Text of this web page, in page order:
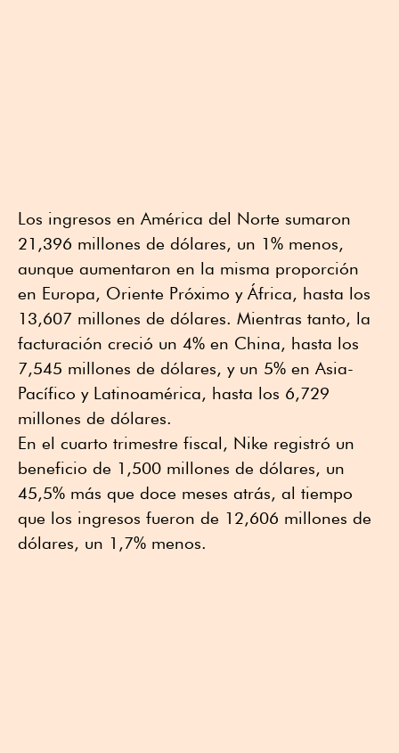
Los ingresos en América del Norte sumaron
21,396 millones de dólares, un 1% menos,
aunque aumentaron en la misma proporción
en Europa, Oriente Próximo y África, hasta los
13,607 millones de dólares. Mientras tanto, la
facturación creció un 4% en China, hasta los
7,545 millones de dólares, y un 5% en Asia-
Pacífico y Latinoamérica, hasta los 6,729
millones de dólares.
En el cuarto trimestre fiscal, Nike registró un
beneficio de 1,500 millones de dólares, un
45,5% más que doce meses atrás, al tiempo
que los ingresos fueron de 12,606 millones de
dólares, un 1,7% menos.